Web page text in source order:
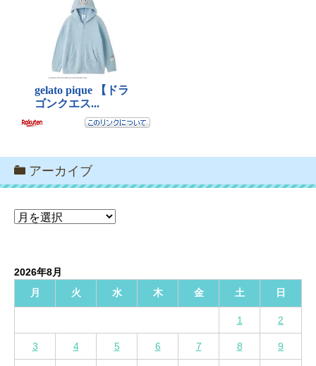
アーカイブ
ア
ブ
2026年8月
月
火 水 木 金 土 日
1 2
3 4 5 6 7 8 9